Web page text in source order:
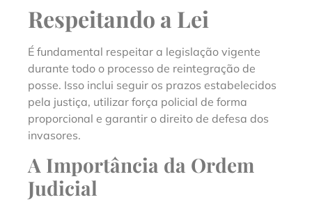
Respeitando a Lei
É fundamental respeitar a legislação vigente
durante todo o processo de reintegração de
posse. Isso inclui seguir os prazos estabelecidos
pela justiça, utilizar força policial de forma
proporcional e garantir o direito de defesa dos
invasores.
A Importância da Ordem
Judicial